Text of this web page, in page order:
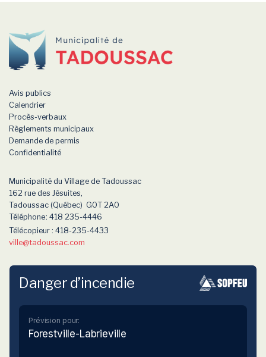
Avis publics
Calendrier
Procès-verbaux
Règlements municipaux
Demande de permis
Confidentialité
Municipalité du Village de Tadoussac
162 rue des Jésuites,
Tadoussac (Québec) G0T 2A0
Téléphone: 418 235-4446
Télécopieur : 418-235-4433
ville@tadoussac.com
Danger d’incendie
Prévision pour:
Forestville-Labrieville